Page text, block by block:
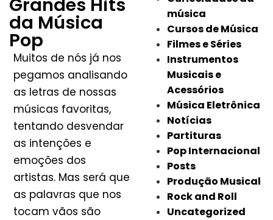
da Música
Pop
Muitos de nós já nos
pegamos analisando
as letras de nossas
músicas favoritas,
tentando desvendar
as intenções e
emoções dos
artistas. Mas será que
as palavras que nos
tocam vãos são
música
Cursos de Música
Filmes e Séries
Instrumentos
Musicais e
Acessórios
Música Eletrônica
Notícias
Partituras
Pop Internacional
Posts
Produção Musical
Rock and Roll
Uncategorized